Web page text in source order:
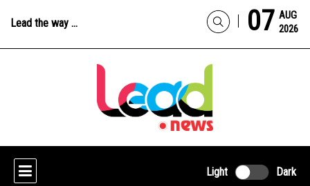
Lead the way ... 07 2026
AUG
Light Dark